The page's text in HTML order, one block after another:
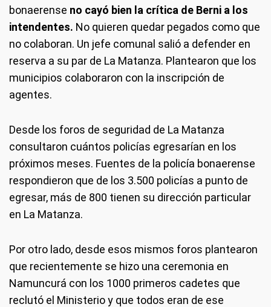
bonaerense no cayó bien la crítica de Berni a los
intendentes. No quieren quedar pegados como que
no colaboran. Un jefe comunal salió a defender en
reserva a su par de La Matanza. Plantearon que los
municipios colaboraron con la inscripción de
agentes.
Desde los foros de seguridad de La Matanza
consultaron cuántos policías egresarían en los
próximos meses. Fuentes de la policía bonaerense
respondieron que de los 3.500 policías a punto de
egresar, más de 800 tienen su dirección particular
en La Matanza.
Por otro lado, desde esos mismos foros plantearon
que recientemente se hizo una ceremonia en
Namuncurá con los 1000 primeros cadetes que
reclutó el Ministerio y que todos eran de ese